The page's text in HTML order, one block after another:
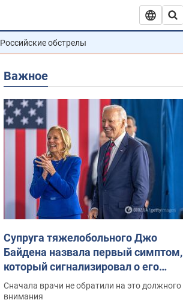
Российские обстрелы
Важное
Супруга тяжелобольного Джо
Байдена назвала первый симптом,
который сигнализировал о его
"агрессивном" раке
Сначала врачи не обратили на это должного
внимания